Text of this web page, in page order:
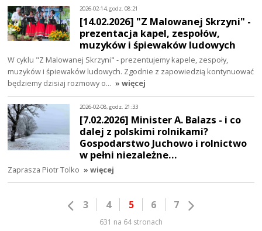
2026-02-14, godz. 08:21
[14.02.2026] "Z Malowanej Skrzyni" -
prezentacja kapel, zespołów,
muzyków i śpiewaków ludowych
W cyklu "Z Malowanej Skrzyni" - prezentujemy kapele, zespoły,
muzyków i śpiewaków ludowych. Zgodnie z zapowiedzią kontynuować
będziemy dzisiaj rozmowy o… » więcej
2026-02-08, godz. 21:33
[7.02.2026] Minister A. Balazs - i co
dalej z polskimi rolnikami?
Gospodarstwo Juchowo i rolnictwo
w pełni niezależne…
Zaprasza Piotr Tolko » więcej
3 4 5 6 7
631 na 64 stronach